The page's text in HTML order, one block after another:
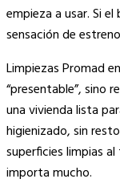
empieza a usar. Si
sensación de
Limpiezas Promad
“presentable”, sino
una vivienda lista
higienizado, sin
superficies limpias
importa mucho.